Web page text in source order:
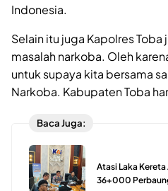
Indonesia.
Selain itu juga Kapolres
masalah narkoba. Oleh
untuk supaya kita bersama
Narkoba. Kabupaten Toba
Baca Juga:
Atasi Laka
36+000